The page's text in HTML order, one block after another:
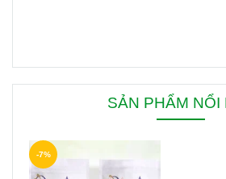
SẢN PHẨM NỔI
-7%